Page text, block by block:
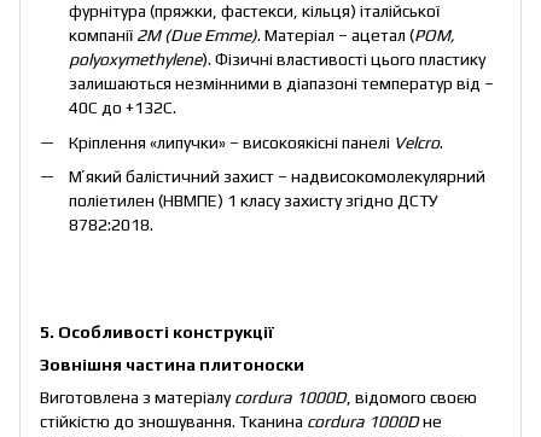
фурнітура (пряжки, фастекси, кільця) італійської
компанії 2M (Due Emme). Матеріал – ацетал (РОМ,
polyoxymethylene). Фізичні властивості цього пластику
залишаються незмінними в діапазоні температур від –
40C до +132C.
Кріплення «липучки» – високоякісні панелі Velcro.
Мʼякий балістичний захист – надвисокомолекулярний
поліетилен (НВМПЕ) 1 класу захисту згідно ДСТУ
8782:2018.
5. Особливості конструкції
Зовнішня частина плитоноски
Виготовлена з матеріалуcordura 1000D, відомого своєю
стійкістю до зношування. Тканина cordura 1000Dне